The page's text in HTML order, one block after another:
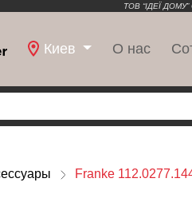
ТОВ “ІДЕЇ ДОМУ”
Киев О нас
Franke